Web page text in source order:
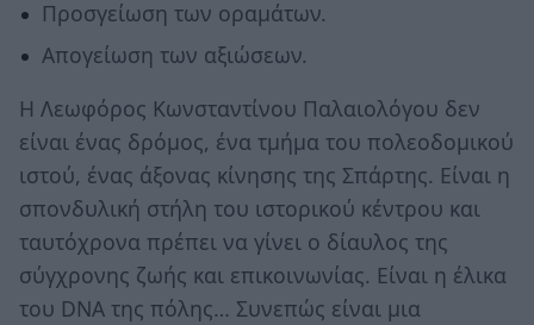
Προσγείωση των οραμάτων.
Απογείωση των αξιώσεων.
Η Λεωφόρος Κωνσταντίνου Παλαιολόγου δεν
είναι ένας δρόμος, ένα τμήμα του πολεοδομικού
ιστού, ένας άξονας κίνησης της Σπάρτης. Είναι η
σπονδυλική στήλη του ιστορικού κέντρου και
ταυτόχρονα πρέπει να γίνει ο δίαυλος της
σύγχρονης ζωής και επικοινωνίας. Είναι η έλικα
του DNA της πόλης… Συνεπώς είναι μια